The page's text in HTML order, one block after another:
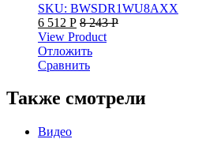
SKU: BWSDR1WU8AXX
6 512 Р 8 243Р
View Product
Отложить
Сравнить
Также смотрели
Видео